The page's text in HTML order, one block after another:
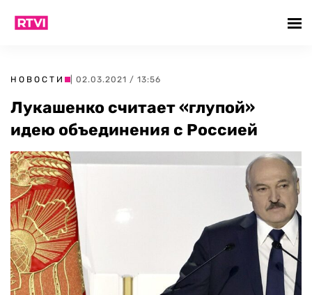
НОВОСТИ | 02.03.2021 / 13:56
Лукашенко считает «глупой»
идею объединения с Россией